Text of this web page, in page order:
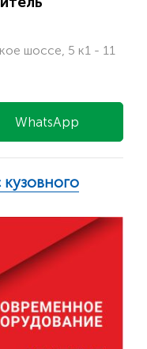
шоссе, 5 к1 - 11
WhatsApp